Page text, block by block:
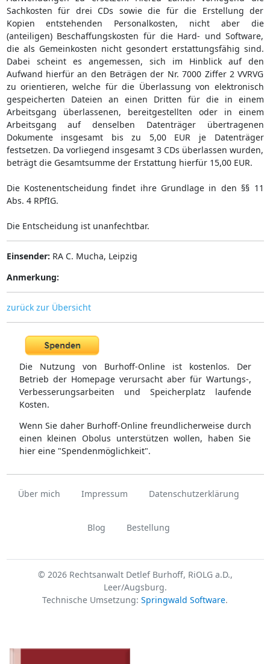
Sachkosten für drei CDs sowie die für die Erstellung der
Kopien entstehenden Personalkosten, nicht aber die
(anteiligen) Beschaffungskosten für die Hard- und Software,
die als Gemeinkosten nicht gesondert erstattungsfähig sind.
Dabei scheint es angemessen, sich im Hinblick auf den
Aufwand hierfür an den Beträgen der Nr. 7000 Ziffer 2 VVRVG
zu orientieren, welche für die Überlassung von elektronisch
gespeicherten Dateien an einen Dritten für die in einem
Arbeitsgang überlassenen, bereitgestellten oder in einem
Arbeitsgang auf denselben Datenträger übertragenen
Dokumente insgesamt bis zu 5,00 EUR je Datenträger
festsetzen. Da vorliegend insgesamt 3 CDs überlassen wurden,
beträgt die Gesamtsumme der Erstattung hierfür 15,00 EUR.
Die Kostenentscheidung findet ihre Grundlage in den §§ 11
Abs. 4 RPfIG.
Die Entscheidung ist unanfechtbar.
Einsender: RA C. Mucha, Leipzig
Anmerkung:
zurück zur Übersicht
Die Nutzung von Burhoff-Online ist kostenlos. Der
Betrieb der Homepage verursacht aber für Wartungs-,
Verbesserungsarbeiten und Speicherplatz laufende
Kosten.
Wenn Sie daher Burhoff-Online freundlicherweise durch
einen kleinen Obolus unterstützen wollen, haben Sie
hier eine "Spendenmöglichkeit".
Über mich Impressum Datenschutzerklärung
Blog Bestellung
© 2026 Rechtsanwalt Detlef Burhoff, RiOLG a.D.,
Leer/Augsburg.
Technische Umsetzung: Springwald Software.